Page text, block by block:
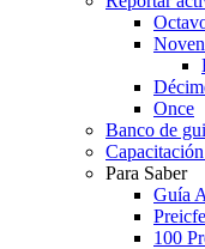
Once
Banco de
Para Saber
Guía
100